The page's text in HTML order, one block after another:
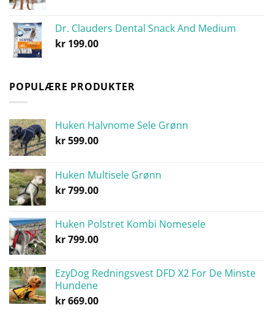
kr 799.00
Dr. Clauders Dental Snack And Medium
kr 199.00
POPULÆRE PRODUKTER
Huken Halvnome Sele Grønn
kr599.00
Huken Multisele Grønn
kr799.00
Huken Polstret Kombi Nomesele
kr799.00
EzyDog Redningsvest DFD X2 For De Minste
Hundene
kr669.00